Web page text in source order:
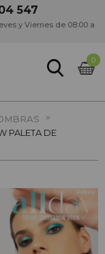
547
y Viernes de 08:00 a
0
»
PALETA DE